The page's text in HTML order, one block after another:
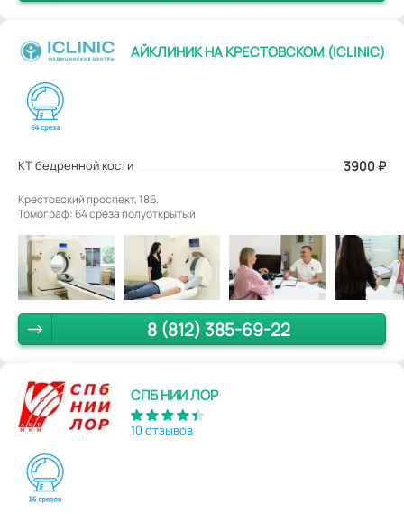
АЙКЛИНИК НА КРЕСТОВСКОМ (ICLINIC)
КТ бедренной кости 3900 ₽
Крестовский проспект, 18Б.
Томограф: 64 среза полуоткрытый
8 (812) 385-69-22
СПБ НИИ ЛОР
10 отзывов